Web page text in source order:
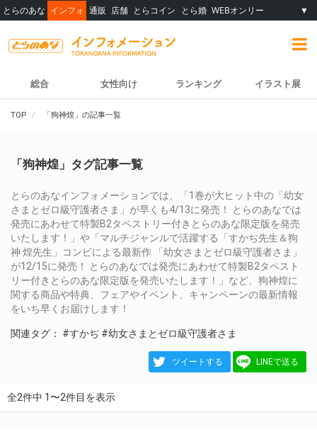
とらのあな インフォ 通販 店舗 とらコイン とら婚 WEBオンリー ▼
総合 女性向け ランキング イラスト展
TOP 「狗神煌」の記事一覧
「狗神煌」タグ記事一覧
とらのあなインフォメーションでは、「1巻が大ヒット中の「幼女
さまとゼロ級守護者さま」が早くも4/13に発売！ とらのあなでは
発売にあわせて特製B2タペストリー付きとらのあな限定版を発売
いたします！」や「マルチジャンルで活躍する「すかぢ先生＆狗
神 煌先生」コンビによる最新作 「幼女さまとゼロ級守護者さま」
が12/15に発売！ とらのあなでは発売にあわせて特製B2タペスト
リー付きとらのあな限定版を発売いたします！」など、狗神煌に
関する商品や特典、フェアやイベント、キャンペーンの最新情報
をいち早くお届けします！
関連タグ： #すかぢ #幼女さまとゼロ級守護者さま
ツイートする LINEで送る
全2件中 1〜2件目を表示